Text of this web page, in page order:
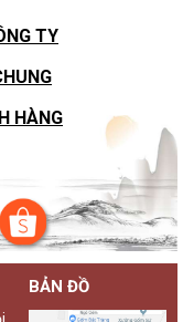
TY
HÀNG
BẢN ĐỒ